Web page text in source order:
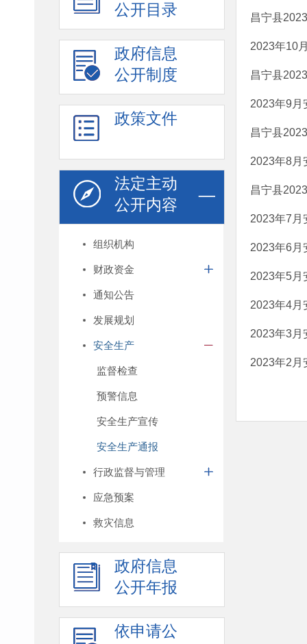
公开目录
政府信息
公开制度
政策文件
法定主动
公开内容
组织机构
财政资金
通知公告
发展规划
安全生产
监督检查
预警信息
安全生产宣传
安全生产通报
行政监督与管理
应急预案
救灾信息
政府信息
公开年报
依申请公
昌宁县
2023年10
昌宁县
2023年9月
昌宁县
2023年8月
昌宁县
2023年7月
2023年6月
2023年5月
2023年4月
2023年3月
2023年2月